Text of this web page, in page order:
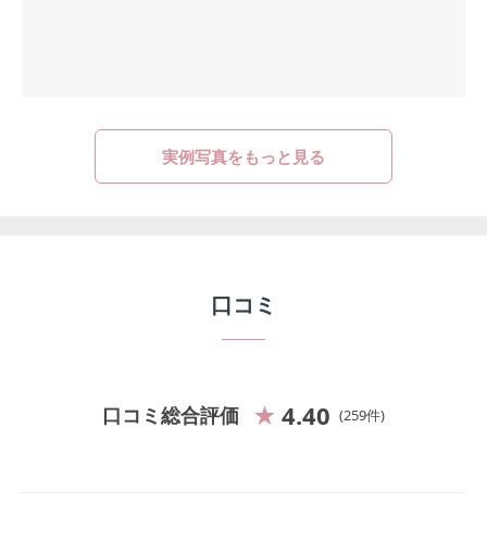
実例写真をもっと見る
口コミ
口コミ総合評価 4.40 259件